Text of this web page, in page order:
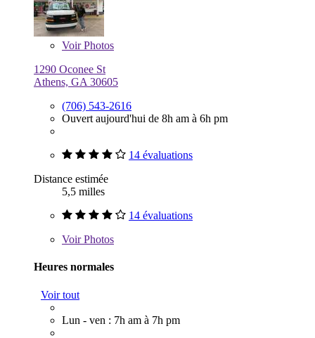
VoirPhotos
1290 Oconee St
Athens, GA 30605
(706) 543-2616
Ouvert aujourd'hui de 8h am à 6h pm
14 évaluations
Distance estimée
5,5 milles
14 évaluations
VoirPhotos
Heures normales
Voir tout
Lun - ven : 7h am à 7h pm